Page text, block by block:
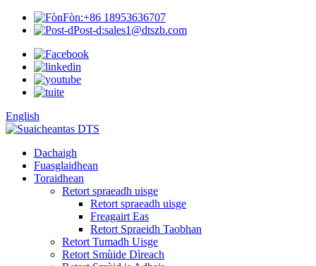
Fòn:+86 18953636707
Post-d:sales1@dtszb.com
English
Dachaigh
Fuasglaidhean
Toraidhean
Retort spraeadh uisge
Retort spraeadh uisge
Freagairt Eas
Retort Spraeidh Taobhan
Retort Tumadh Uisge
Retort Smùide Dìreach